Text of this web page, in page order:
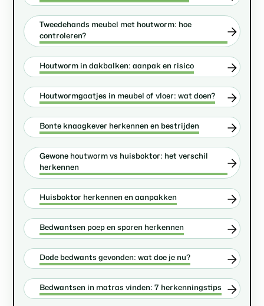
Tweedehands meubel met houtworm: hoe
controleren?
Houtworm in dakbalken: aanpak en risico
Houtwormgaatjes in meubel of vloer: wat doen?
Bonte knaagkever herkennen en bestrijden
Gewone houtworm vs huisboktor: het verschil
herkennen
Huisboktor herkennen en aanpakken
Bedwantsen poep en sporen herkennen
Dode bedwants gevonden: wat doe je nu?
Bedwantsen in matras vinden: 7 herkenningstips